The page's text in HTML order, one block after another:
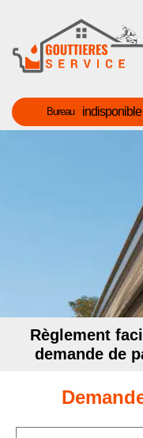
Bureau indisponible
Règlement
demande de